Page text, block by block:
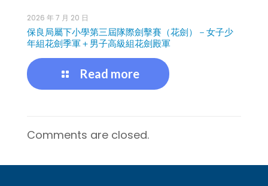
2026 年 7 月 20 日
保良局屬下小學第三屆隊際劍擊賽（花劍）－女子少
年組花劍季軍＋男子高級組花劍殿軍
Read more
Comments are closed.